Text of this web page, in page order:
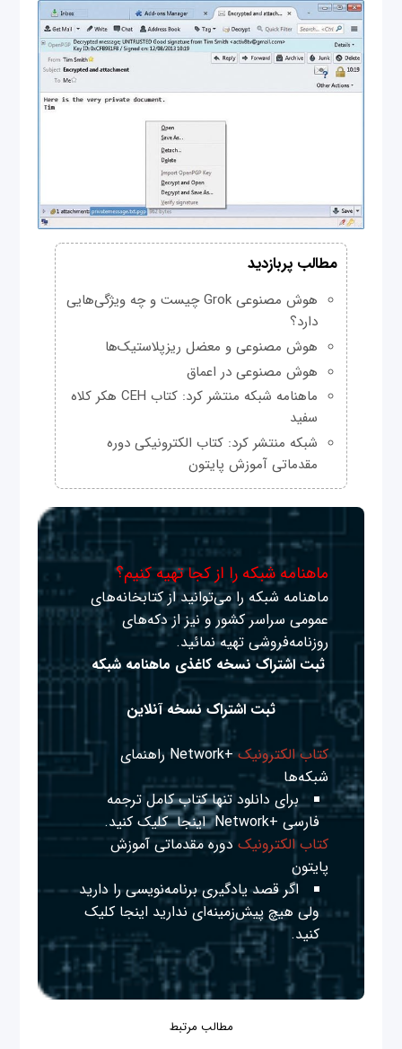
مطالب پربازدید
هوش مصنوعی Grok چیست و چه ویژگی‌هایی
دارد؟
هوش مصنوعی و معضل ریزپلاستیک‌ها
هوش مصنوعی در اعماق
ماهنامه شبکه منتشر کرد: کتاب CEH هکر کلاه
سفید
شبکه منتشر کرد: کتاب الکترونیکی دوره
مقدماتی آموزش پایتون
ماهنامه شبکه را از کجا تهیه کنیم؟
ماهنامه شبکه را می‌توانید از کتابخانه‌های
عمومی سراسر کشور و نیز از دکه‌های
روزنامه‌فروشی تهیه نمائید.
ثبت اشتراک نسخه کاغذی ماهنامه شبکه
ثبت اشتراک نسخه آنلاین
کتاب الکترونیک
+Network راهنمای
شبکه‌ها
برای دانلود تنها کتاب کامل ترجمه
فارسی +Network
اینجا کلیک کنید.
کتاب الکترونیک دوره مقدماتی آموزش
پایتون
اگر قصد یادگیری برنامه‌نویسی را دارید
ولی هیچ پیش‌زمینه‌ای نداریداینجا کلیک
کنید.
مطالب مرتبط